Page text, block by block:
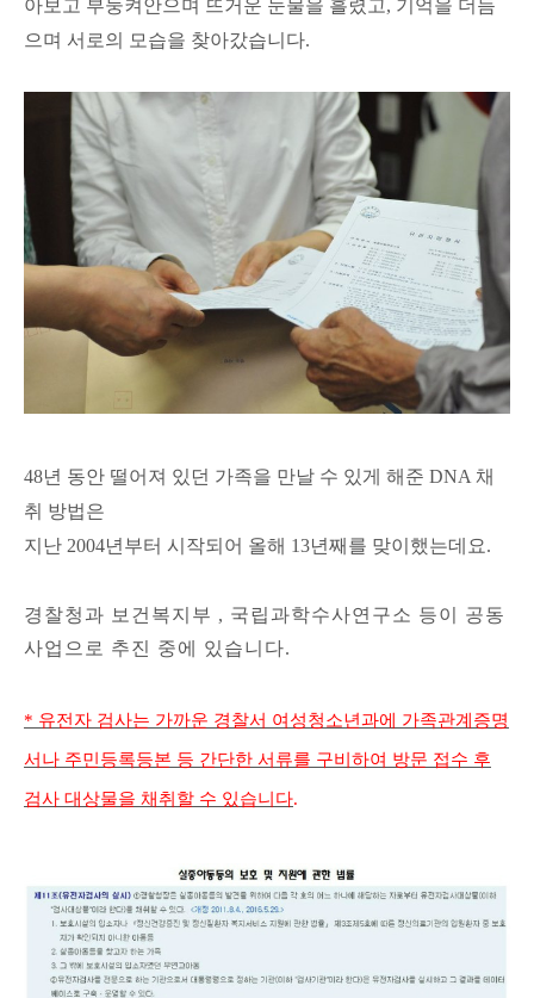
아보고 부둥켜안으며 뜨거운 눈물을 흘렸고, 기억을 더듬
으며 서로의 모습을 찾아갔습니다.
48년 동안 떨어져 있던 가족을 만날 수 있게 해준 DNA 채
취 방법은
지난 2004년부터 시작되어 올해 13년째를 맞이했는데요.
경찰청과 보건복지부 , 국립과학수사연구소 등이 공동
사업으로 추진 중에 있습니다.
* 유전자 검사는 가까운 경찰서 여성청소년과에 가족관계증명
서나 주민등록등본 등 간단한 서류를 구비하여 방문 접수 후
검사 대상물을 채취할 수 있습니다.